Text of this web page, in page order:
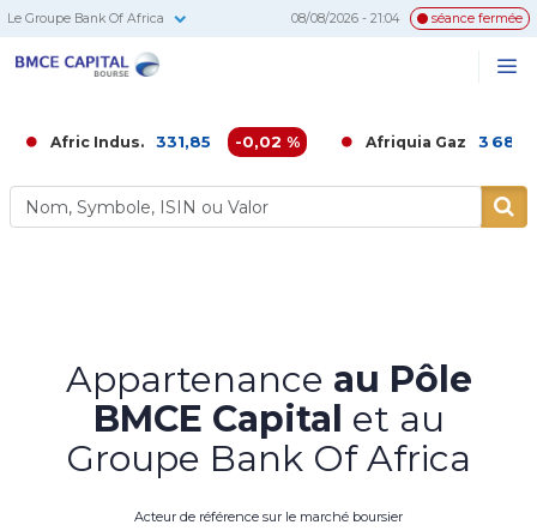
Le Groupe Bank Of Africa 08/08/2026 - 21:04 séance fermée
Indus. 331,85 -0,02 % Afriquia Gaz 3 680,00 -
Appartenance au Pôle
BMCE Capital et au
Groupe Bank Of Africa
Acteur de référence sur le marché boursier